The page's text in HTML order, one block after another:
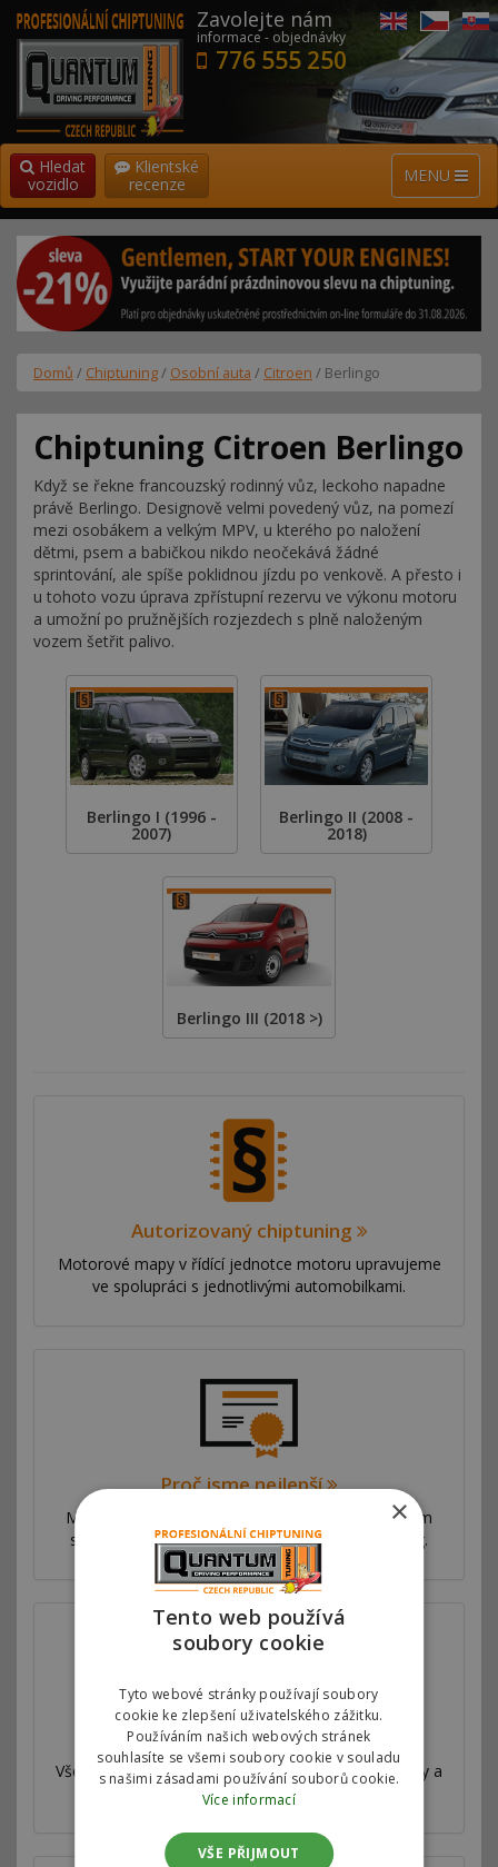
Zavolejte nám
informace - objednávky
776 555 250
MENU
Hledat
vozidlo
Klientské
recenze
Domů / Chiptuning/ Osobní auta / Citroen / Berlingo
Chiptuning Citroen Berlingo
Když se řekne francouzský rodinný vůz, leckoho napadne
právě Berlingo. Designově velmi povedený vůz, na pomezí
mezi osobákem a velkým MPV, u kterého po naložení
dětmi, psem a babičkou nikdo neočekává žádné
sprintování, ale spíše poklidnou jízdu po venkově. A přesto i
u tohoto vozu úprava zpřístupní rezervu ve výkonu motoru
a umožní po pružnějších rozjezdech s plně naloženým
vozem šetřit palivo.
Berlingo I (1996 -
2007)
Berlingo II (2008 -
2018)
Berlingo III (2018 >)
Autorizovaný chiptuning
Motorové mapy v řídící jednotce motoru upravujeme
ve spolupráci s jednotlivými automobilkami.
Proč jsme nejlepší
Máme síť poboček ve více než 53 zemích po celém
světě. Nabízíme výhradní autorizovaný chiptuning.
Válcová zkušebna
Všechny naše úpravy jsou velmi důkladně testovány a
měřeny na profesionální válcové zkušebně.
×
Tento web používá
soubory cookie
Tyto webové stránky používají soubory
cookie ke zlepšení uživatelského zážitku.
Používáním našich webových stránek
souhlasíte se všemi soubory cookie v souladu
s našimi zásadami používání souborů cookie.
Více informací
VŠE PŘIJMOUT